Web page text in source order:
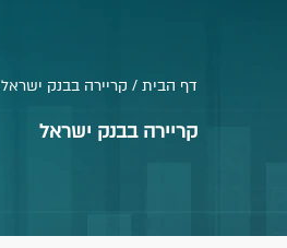
דף הבית / קריירה בבנק ישראל
קריירה בבנק ישראל